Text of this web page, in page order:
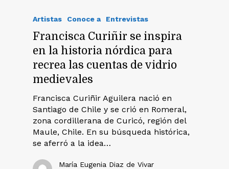
Artistas Conoce a Entrevistas
Francisca Curiñir se inspira
en la historia nórdica para
recrea las cuentas de vidrio
medievales
Francisca Curiñir Aguilera nació en
Santiago de Chile y se crió en Romeral,
zona cordillerana de Curicó, región del
Maule, Chile. En su búsqueda histórica,
se aferró a la idea…
María Eugenia Diaz de Vivar